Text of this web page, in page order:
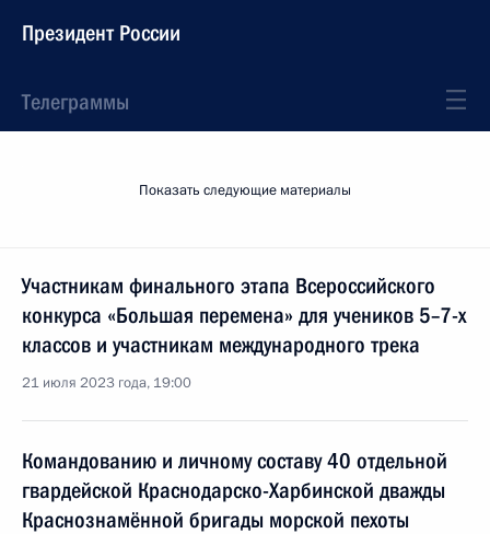
Президент России
Телеграммы
Показать следующие материалы
Участникам финального этапа Всероссийского
конкурса «Большая перемена» для учеников 5–7-х
классов и участникам международного трека
21 июля 2023 года, 19:00
Командованию и личному составу 40 отдельной
гвардейской Краснодарско-Харбинской дважды
Краснознамённой бригады морской пехоты